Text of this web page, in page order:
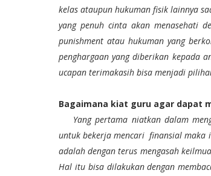
kelas ataupun hukuman fisik lainnya
yang penuh cinta akan menasehati
punishment atau hukuman yang
penghargaan yang diberikan kepada
ucapan terimakasih bisa menjadi
Bagaimana kiat guru agar dapat
Yang pertama niatkan dalam
untuk bekerja mencari finansial maka
adalah dengan terus mengasah
Hal itu bisa dilakukan dengan